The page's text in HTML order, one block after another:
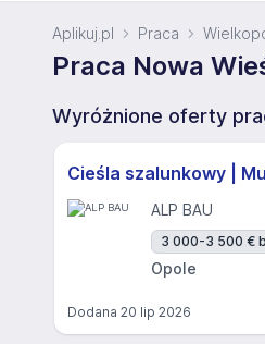
Aplikuj.pl Praca
Praca Nowa
Wyróżnione oferty
Cieśla szalunkowy |
ALP BAU
3 000-3 500 €
Opole
Dodana 20 lip 2026